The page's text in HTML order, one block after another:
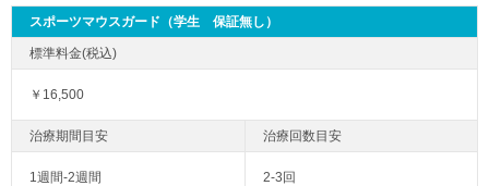
スポーツマウスガード（学生 保証無し）
￥16,500
1週間-2週間 2-3回